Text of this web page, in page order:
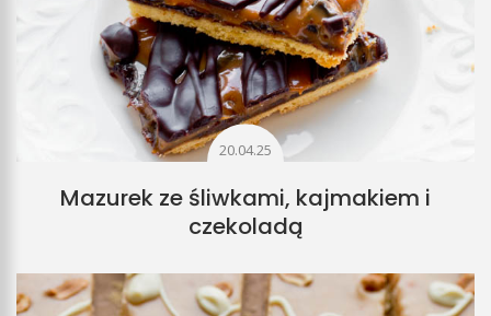
20.04.25
Mazurek ze śliwkami, kajmakiem i
czekoladą